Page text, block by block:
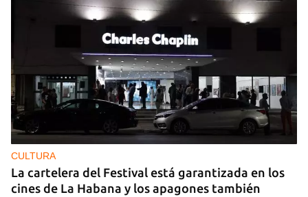
CULTURA
La cartelera del Festival está garantizada en los
cines de La Habana y los apagones también